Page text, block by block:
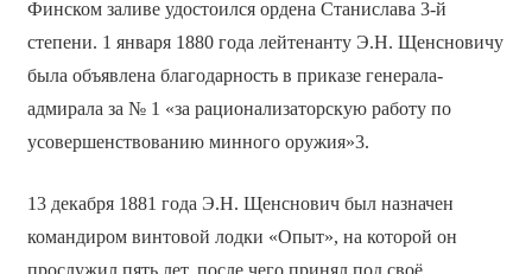
Финском заливе удостоился ордена Станислава 3-й
степени. 1 января 1880 года лейтенанту Э.Н. Щенсновичу
была объявлена благодарность в приказе генерала-
адмирала за № 1 «за рационализаторскую работу по
усовершенствованию минного оружия»3.
13 декабря 1881 года Э.Н. Щенснович был назначен
командиром винтовой лодки «Опыт», на которой он
прослужил пять лет, после чего принял под своё